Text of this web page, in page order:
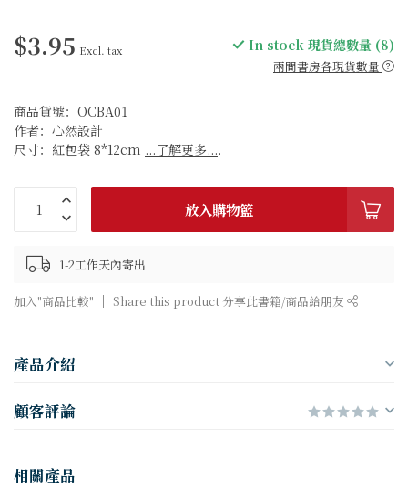
$3.95 Excl. tax In stock 現貨總數量 (8)
兩間書房各現貨數量
商品貨號：OCBA01
作者：心然設計
尺寸：紅包袋 8*12cm ...了解更多....
放入購物籃
1-2工作天內寄出
加入"商品比較" Share this product 分享此書籍/商品給朋友
產品介紹
顧客評論
相關產品